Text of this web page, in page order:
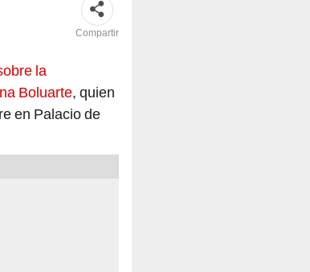
Compartir
la
Boluarte, quien
en Palacio de